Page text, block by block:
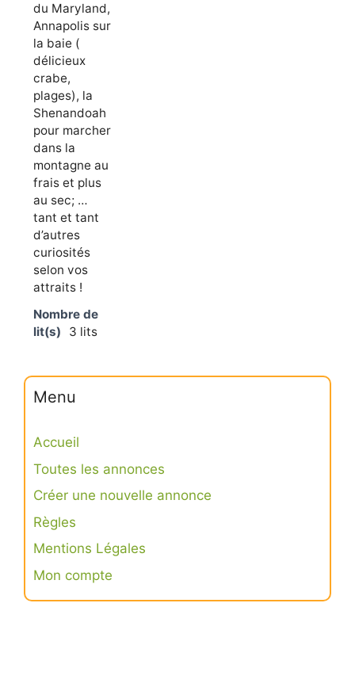
du Maryland,
Annapolis sur
la baie (
délicieux
crabe,
plages), la
Shenandoah
pour marcher
dans la
montagne au
frais et plus
au sec; …
tant et tant
d’autres
curiosités
selon vos
attraits !
Nombre de
lit(s)
3 lits
Menu
Accueil
Toutes les annonces
Créer une nouvelle annonce
Règles
Mentions Légales
Mon compte
Connexion